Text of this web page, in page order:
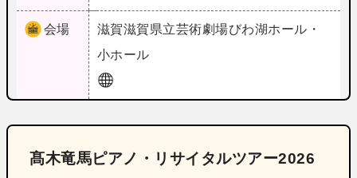
会場 滋賀滋賀県立芸術劇場びわ湖ホール・
小ホール
髙木竜馬ピアノ・リサイタルツアー2026